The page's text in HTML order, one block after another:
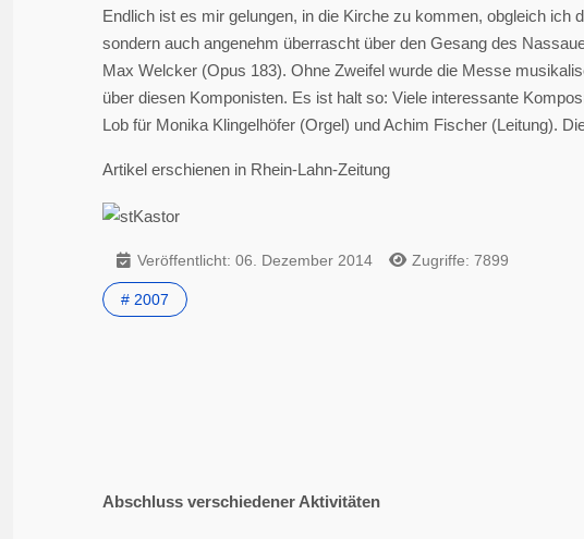
Endlich ist es mir gelungen, in die Kirche zu kommen, obgleich
sondern auch angenehm überrascht über den Gesang des
Max Welcker (Opus 183). Ohne Zweifel wurde die Messe
über diesen Komponisten. Es ist halt so: Viele interessante
Lob für Monika Klingelhöfer (Orgel) und Achim Fischer (Leitung).
Artikel erschienen in Rhein-Lahn-Zeitung
Veröffentlicht: 06. Dezember 2014 Zugriffe: 7899
# 2007
Abschluss verschiedener Aktivitäten